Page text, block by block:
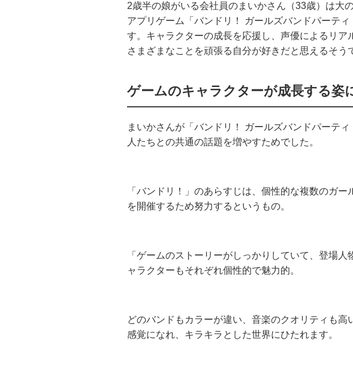
2歳半の娘がいる会社員のまいかさん（33歳）は大
アプリゲーム「バンドリ！ ガールズバンドパーティ
す。キャラクターの成長を応援し、声優によるリア
さまざまなことを頑張る自分が好きだと思えるそう
ゲームのキャラクターが成長する姿
まいかさんが「バンドリ！ ガールズバンドパーテ
人たちとの共通の話題を増やすためでした。
「バンドリ！」のあらすじは、個性的な複数のガ
を開催するため努力するというもの。
「ゲームのストーリーがしっかりしていて、登場
ャラクターもそれぞれ個性的で魅力的。
どのバンドもカラーが違い、音楽のクオリティも高
感覚になれ、キラキラとした世界にひたれます。